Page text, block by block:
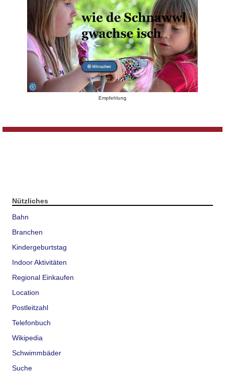
Empfehlung
Nützliches
Bahn
Branchen
Kindergeburtstag
Indoor Aktivitäten
Regional Einkaufen
Location
Postleitzahl
Telefonbuch
Wikipedia
Schwimmbäder
Suche